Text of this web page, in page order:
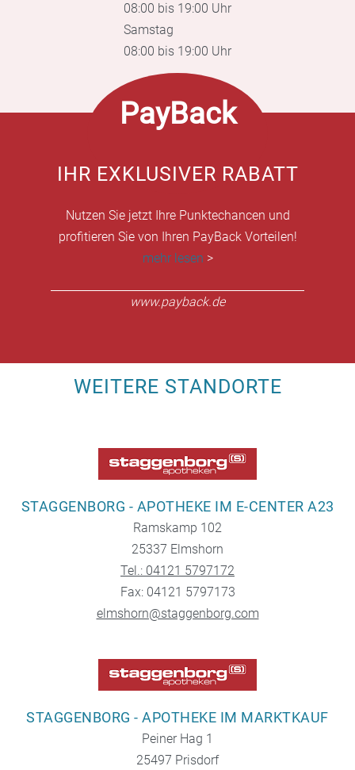
08:00 bis 19:00 Uhr
Samstag
08:00 bis 19:00 Uhr
PayBack
IHR EXKLUSIVER RABATT
Nutzen Sie jetzt Ihre Punktechancen und
profitieren Sie von Ihren PayBack Vorteilen!
mehr lesen >
www.payback.de
WEITERE STANDORTE
STAGGENBORG - APOTHEKE IM E-CENTER A23
Ramskamp 102
25337 Elmshorn
Tel.: 04121 5797172
Fax: 04121 5797173
elmshorn@staggenborg.com
STAGGENBORG - APOTHEKE IM MARKTKAUF
Peiner Hag 1
25497 Prisdorf